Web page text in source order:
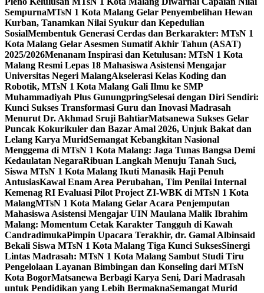
SempurnaMTsN 1 Kota Malang Gelar Penyembelihan Hewan
Kurban, Tanamkan Nilai Syukur dan Kepedulian
SosialMembentuk Generasi Cerdas dan Berkarakter: MTsN 1
Kota Malang Gelar Asesmen Sumatif Akhir Tahun (ASAT)
2025/2026Menanam Inspirasi dan Ketulusan: MTsN 1 Kota
Malang Resmi Lepas 18 Mahasiswa Asistensi Mengajar
Universitas Negeri MalangAkselerasi Kelas Koding dan
Robotik, MTsN 1 Kota Malang Gali Ilmu ke SMP
Muhammadiyah Plus GunungpringSelesai dengan Diri Sendiri:
Kunci Sukses Transformasi Guru dan Inovasi Madrasah
Menurut Dr. Akhmad Sruji BahtiarMatsanewa Sukses Gelar
Puncak Kokurikuler dan Bazar Amal 2026, Unjuk Bakat dan
Lelang Karya MuridSemangat Kebangkitan Nasional
Menggema di MTsN 1 Kota Malang: Jaga Tunas Bangsa Demi
Kedaulatan NegaraRibuan Langkah Menuju Tanah Suci,
Siswa MTsN 1 Kota Malang Ikuti Manasik Haji Penuh
AntusiasKawal Enam Area Perubahan, Tim Penilai Internal
Kemenag RI Evaluasi Pilot Project ZI-WBK di MTsN 1 Kota
MalangMTsN 1 Kota Malang Gelar Acara Penjemputan
Mahasiswa Asistensi Mengajar UIN Maulana Malik Ibrahim
Malang: Momentum Cetak Karakter Tangguh di Kawah
CandradimukaPimpin Upacara Terakhir, dr. Gamal Albinsaid
Bekali Siswa MTsN 1 Kota Malang Tiga Kunci SuksesSinergi
Lintas Madrasah: MTsN 1 Kota Malang Sambut Studi Tiru
Pengelolaan Layanan Bimbingan dan Konseling dari MTsN
Kota BogorMatsanewa Berbagi Karya Seni, Dari Madrasah
untuk Pendidikan yang Lebih BermaknaSemangat Murid